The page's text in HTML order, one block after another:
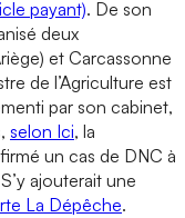
payant). De son
deux
et Carcassonne
de l’Agriculture est
par son cabinet,
selon Ici, la
un cas de DNC à
ajouterait une
La Dépêche.